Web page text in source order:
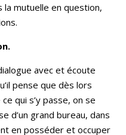
la mutuelle en question,
avec et écoute
pense que dès lors
qui s’y passe, on se
d’un grand bureau, dans
en posséder et occuper